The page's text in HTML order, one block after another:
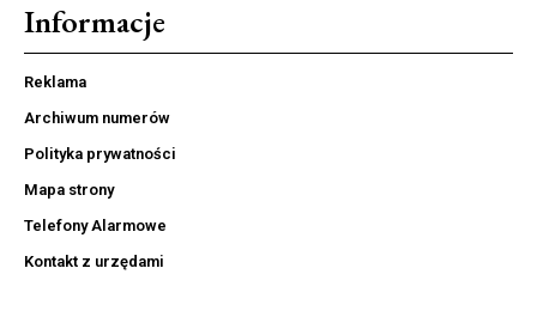
Informacje
Reklama
Archiwum numerów
Polityka prywatności
Mapa strony
Telefony Alarmowe
Kontakt z urzędami